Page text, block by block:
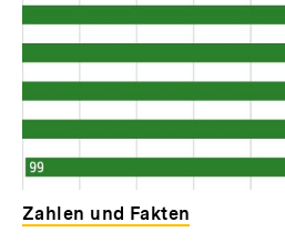
Zahlen und Fakten